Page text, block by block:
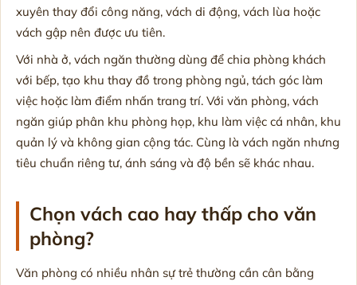
xuyên thay đổi công năng, vách di động, vách lùa hoặc
vách gập nên được ưu tiên.
Với nhà ở, vách ngăn thường dùng để chia phòng khách
với bếp, tạo khu thay đồ trong phòng ngủ, tách góc làm
việc hoặc làm điểm nhấn trang trí. Với văn phòng, vách
ngăn giúp phân khu phòng họp, khu làm việc cá nhân, khu
quản lý và không gian cộng tác. Cùng là vách ngăn nhưng
tiêu chuẩn riêng tư, ánh sáng và độ bền sẽ khác nhau.
Chọn vách cao hay thấp cho văn
phòng?
Văn phòng có nhiều nhân sự trẻ thường cần cân bằng